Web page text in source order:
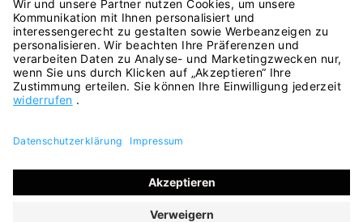
Alle Preise inkl. gesetzl. Mehrwertsteuer zzgl.
und ggf. Nachnahmegebühren, wenn nicht anders
angegeben.